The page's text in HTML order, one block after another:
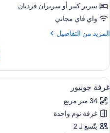
سرير كبير‫‬ أو سريران فرديان
واي فاي مجاني
المزيد من التفاصيل
المزيد
غرفة
سوبيريور
استعراض
جميع
صور
غرفة
جونيور
5
غرفة جونيور
34 متر مربع
غرفة نوم واحدة
يتّسع لـ 2